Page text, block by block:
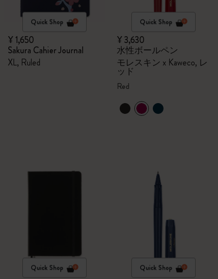
Quick Shop
¥ 1,650
Sakura Cahier Journal
XL, Ruled
Quick Shop
¥ 3,630
水性ボールペン
モレスキン x Kaweco, レ
ッド
Red
Quick Shop Quick Shop